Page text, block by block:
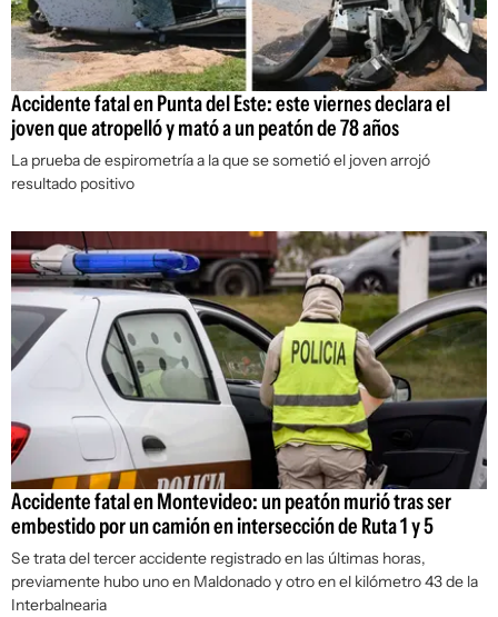
Accidente fatal en Punta del Este: este viernes declara el
joven que atropelló y mató a un peatón de 78 años
La prueba de espirometría a la que se sometió el joven arrojó
resultado positivo
Accidente fatal en Montevideo: un peatón murió tras ser
embestido por un camión en intersección de Ruta 1 y 5
Se trata del tercer accidente registrado en las últimas horas,
previamente hubo uno en Maldonado y otro en el kilómetro 43 de la
Interbalnearia